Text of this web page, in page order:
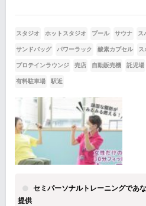
スタジオ ホットスタジオ プール サウナ ス
サンドバッグ パワーラック 酸素カプセル
プロテインラウンジ 売店 自動販売機 託児場
有料駐車場 駅近
セミパーソナルトレーニングであ
提供